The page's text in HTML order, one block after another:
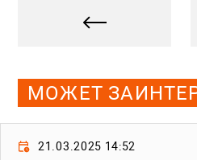
МОЖЕТ
21.03.2025 14:52